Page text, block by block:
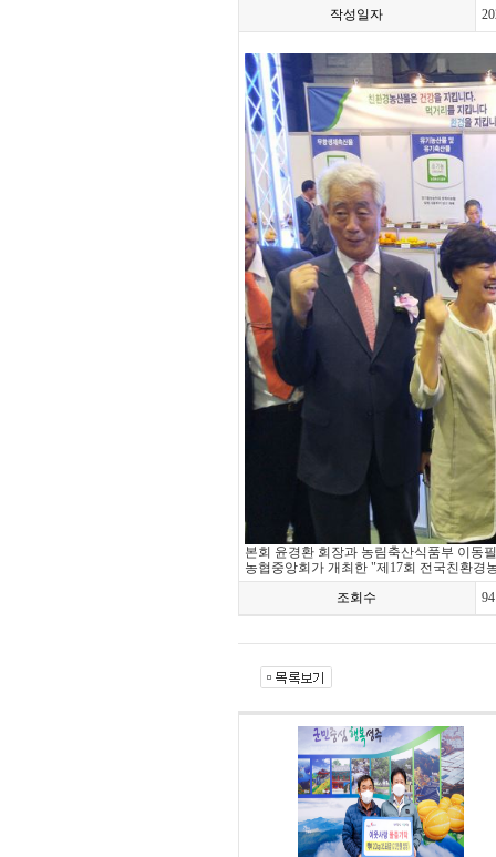
작성일자
본회 윤경환 회장과 농림축산식품부 이동
농협중앙회가 개최한 "제17회 전국친환경
조회수